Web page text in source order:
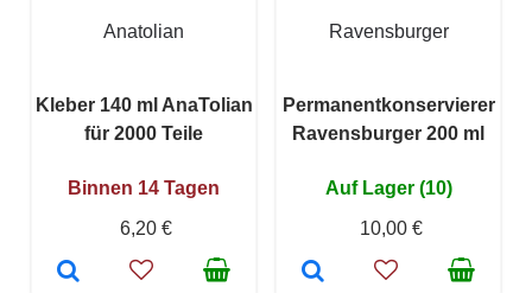
Anatolian
Kleber 140 ml AnaTolian
für 2000 Teile
Binnen 14 Tagen
6,20 €
Ravensburger
Permanentkonservierer
Ravensburger 200 ml
Auf Lager (10)
10,00 €